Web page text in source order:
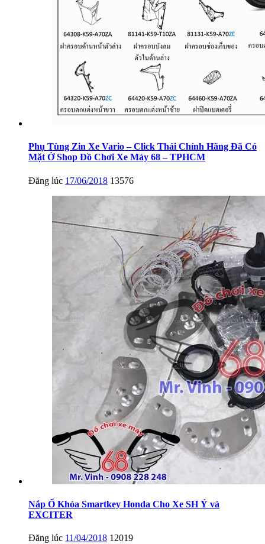
Phụ Tùng Zin Xe Vario – Click Thái Chính Hãng Đã Có
Mặt Ở Shop Đồ Chơi Xe Máy 68 – TPHCM
Đăng lúc 17/06/2018 13576
Nắp Ổ Khóa Smartkey Honda Cho Xe SH Ý và
EXCITER
Đăng lúc 11/04/2018 12019